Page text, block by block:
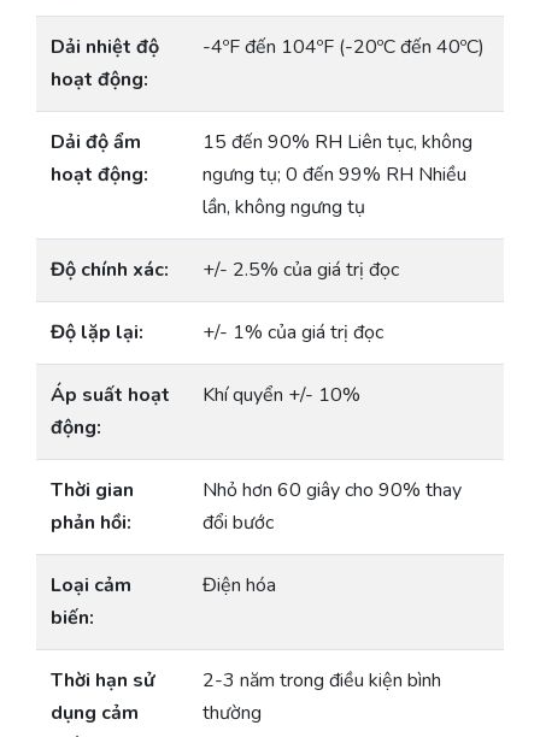
Dải nhiệt độ
hoạt động:
-4ºF đến 104ºF (-20ºC đến 40ºC)
Dải độ ẩm
hoạt động:
15 đến 90% RH Liên tục, không
ngưng tụ; 0 đến 99% RH Nhiều
lần, không ngưng tụ
Độ chính xác: +/- 2.5% của giá trị đọc
Độ lặp lại: +/- 1% của giá trị đọc
Áp suất hoạt
động:
Khí quyển +/- 10%
Thời gian
phản hồi:
Nhỏ hơn 60 giây cho 90% thay
đổi bước
Loại cảm
biến:
Điện hóa
Thời hạn sử
dụng cảm
2-3 năm trong điều kiện bình
thường